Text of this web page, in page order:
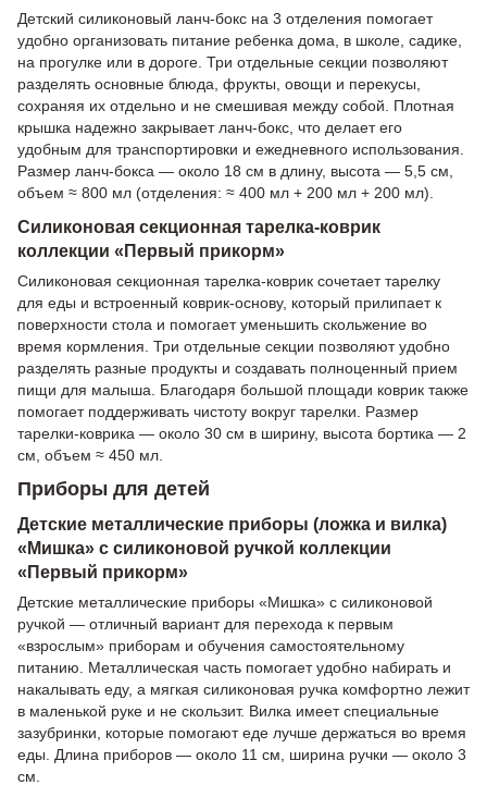
Детский силиконовый ланч-бокс на 3 отделения помогает
удобно организовать питание ребенка дома, в школе, садике,
на прогулке или в дороге. Три отдельные секции позволяют
разделять основные блюда, фрукты, овощи и перекусы,
сохраняя их отдельно и не смешивая между собой. Плотная
крышка надежно закрывает ланч-бокс, что делает его
удобным для транспортировки и ежедневного использования.
Размер ланч-бокса — около 18 см в длину, высота — 5,5 см,
объем ≈ 800 мл (отделения: ≈ 400 мл + 200 мл + 200 мл).
Силиконовая секционная тарелка-коврик
коллекции «Первый прикорм»
Силиконовая секционная тарелка-коврик сочетает тарелку
для еды и встроенный коврик-основу, который прилипает к
поверхности стола и помогает уменьшить скольжение во
время кормления. Три отдельные секции позволяют удобно
разделять разные продукты и создавать полноценный прием
пищи для малыша. Благодаря большой площади коврик также
помогает поддерживать чистоту вокруг тарелки. Размер
тарелки-коврика — около 30 см в ширину, высота бортика — 2
см, объем ≈ 450 мл.
Приборы для детей
Детские металлические приборы (ложка и вилка)
«Мишка» с силиконовой ручкой коллекции
«Первый прикорм»
Детские металлические приборы «Мишка» с силиконовой
ручкой — отличный вариант для перехода к первым
«взрослым» приборам и обучения самостоятельному
питанию. Металлическая часть помогает удобно набирать и
накалывать еду, а мягкая силиконовая ручка комфортно лежит
в маленькой руке и не скользит. Вилка имеет специальные
зазубринки, которые помогают еде лучше держаться во время
еды. Длина приборов — около 11 см, ширина ручки — около 3
см.